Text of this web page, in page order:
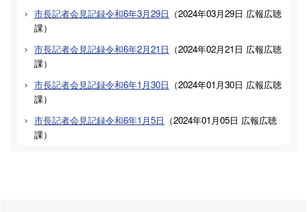
市長記者会見記録令和6年3月29日 （2024年03月29日 広報広聴
課）
市長記者会見記録令和6年2月21日 （2024年02月21日 広報広聴
課）
市長記者会見記録令和6年1月30日 （2024年01月30日 広報広聴
課）
市長記者会見記録令和6年1月5日 （2024年01月05日 広報広聴
課）